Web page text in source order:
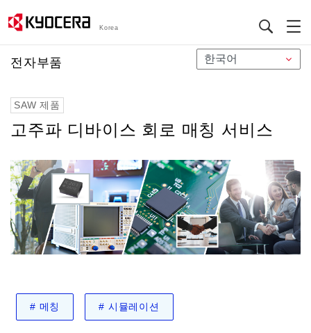
Korea
전자부품
SAW 제품
고주파 디바이스 회로 매칭 서비스
# 메칭 # 시뮬레이션